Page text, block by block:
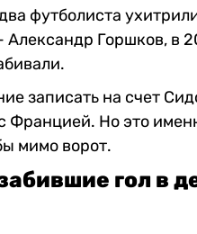
футболиста
Горшков, в
записать на счет
Францией. Но это
мимо ворот.
гол в